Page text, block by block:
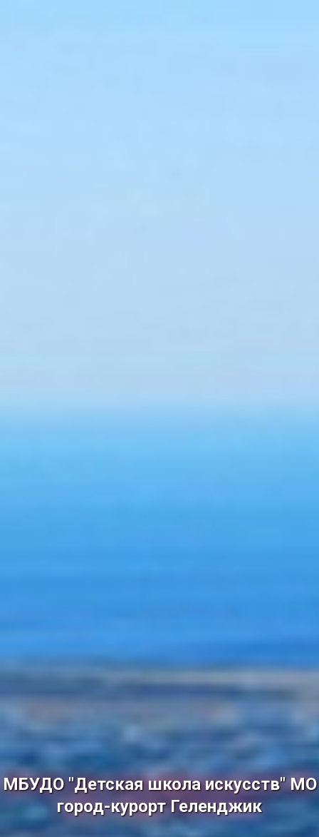
МБУДО "Детская школа искусств" МО
город-курорт Геленджик